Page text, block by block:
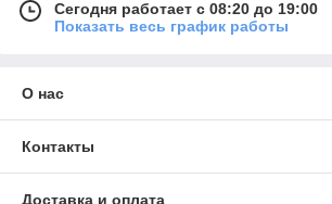
Сегодня работает с 08:20 до 19:00
Показать весь график работы
О нас
Контакты
Доставка и оплата